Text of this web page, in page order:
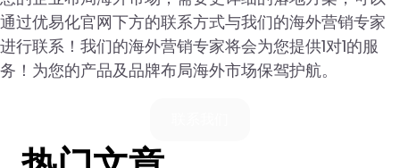
通过优易化官网下方的联系方式与我们的海外营销专家
进行联系！我们的海外营销专家将会为您提供1对1的服
务！为您的产品及品牌布局海外市场保驾护航。